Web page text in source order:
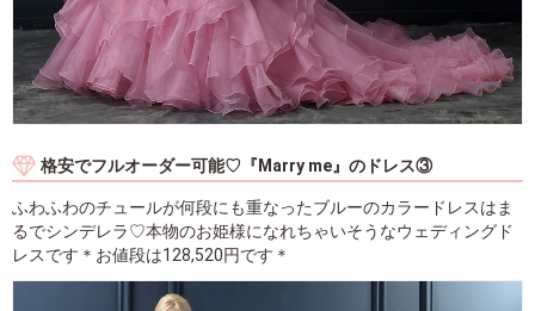
格安でフルオーダー可能♡『Marry me』のドレス③
ふわふわのチュールが何段にも重なったブルーのカラードレスはま
るでシンデレラ♡本物のお姫様になれちゃいそうなウェディングド
レスです＊お値段は128,520円です＊